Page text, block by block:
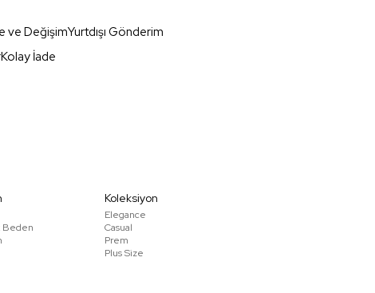
ve DeğişimYurtdışı Gönderim
Kolay İade
Beden
Koleksiyon
Elegance
Casual
Prem
Plus Size